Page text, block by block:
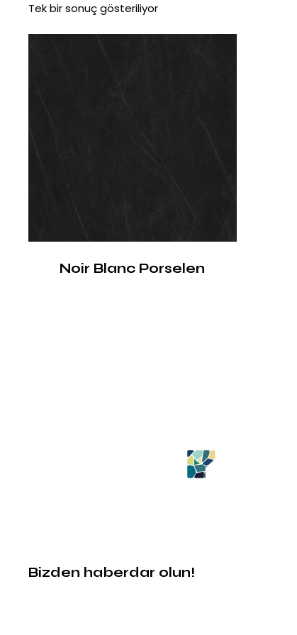
Tek bir sonuç gösteriliyor
Noir Blanc Porselen
Bizden haberdar olun!